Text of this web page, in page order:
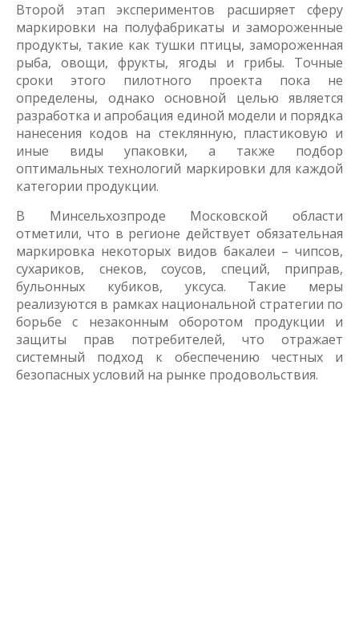
Второй этап экспериментов расширяет сферу
маркировки на полуфабрикаты и замороженные
продукты, такие как тушки птицы, замороженная
рыба, овощи, фрукты, ягоды и грибы. Точные
сроки этого пилотного проекта пока не
определены, однако основной целью является
разработка и апробация единой модели и порядка
нанесения кодов на стеклянную, пластиковую и
иные виды упаковки, а также подбор
оптимальных технологий маркировки для каждой
категории продукции.
В Минсельхозпроде Московской области
отметили, что в регионе действует обязательная
маркировка некоторых видов бакалеи – чипсов,
сухариков, снеков, соусов, специй, приправ,
бульонных кубиков, уксуса. Такие меры
реализуются в рамках национальной стратегии по
борьбе с незаконным оборотом продукции и
защиты прав потребителей, что отражает
системный подход к обеспечению честных и
безопасных условий на рынке продовольствия.